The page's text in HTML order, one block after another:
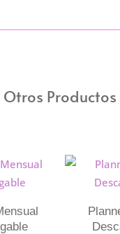
Otros Productos